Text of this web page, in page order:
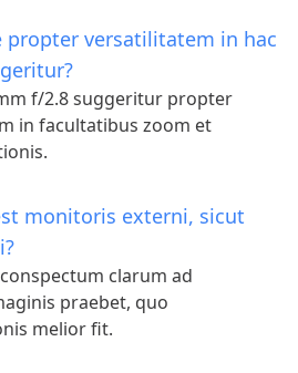
propter versatilitatem in hac
f/2.8 suggeritur propter
in facultatibus zoom et
monitoris externi, sicut
clarum ad
praebet, quo
melior fit.